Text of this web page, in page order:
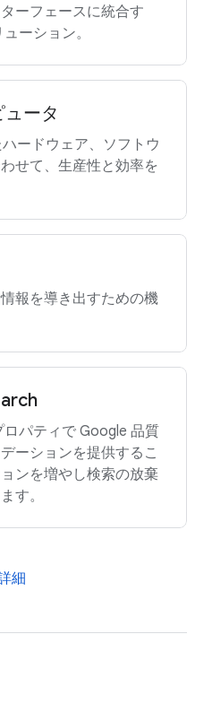
ーフェースに統合す
ーション。
ータ
ードウェア、ソフトウ
せて、生産性と効率を
報を導き出すための機
パティで Google 品質
ーションを提供するこ
ンを増やし検索の放棄
す。
細